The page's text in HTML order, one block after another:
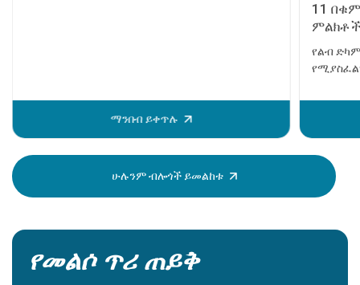
ማንበብ ይቀጥሉ
11
የልብ
ከመከሰቱ
ሰው
ማወቅ
ሁሉንም ብሎጎች ይመልከቱ
የመልሶ ጥሪ ጠይቅ